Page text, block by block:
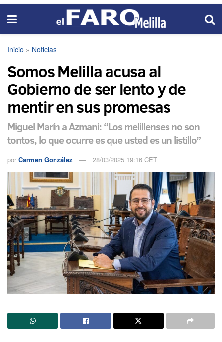
Inicio » Noticias
Somos Melilla acusa al
Gobierno de ser lento y de
mentir en sus promesas
Miguel Marín a Azmani: “Los melillenses no son
tontos, lo que ocurre es que usted es un listillo”
por Carmen González 28/03/2025 19:16 CET